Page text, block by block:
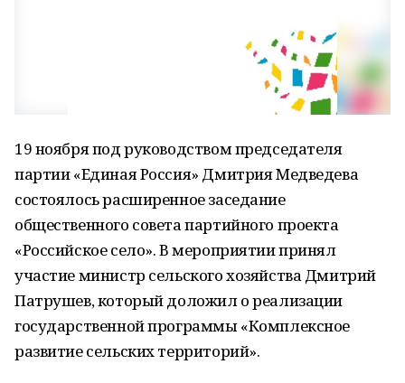
19 ноября под руководством председателя
партии «Единая Россия» Дмитрия Медведева
состоялось расширенное заседание
общественного совета партийного проекта
«Российское село». В мероприятии принял
участие министр сельского хозяйства Дмитрий
Патрушев, который доложил о реализации
государственной программы «Комплексное
развитие сельских территорий».